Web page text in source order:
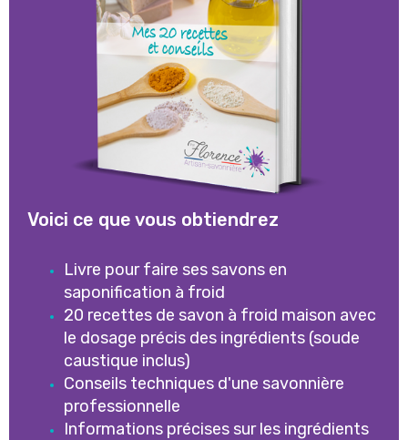
Voici ce que vous obtiendrez
Livre pour faire ses savons en
saponification à froid
20 recettes de savon à froid maison avec
le dosage précis des ingrédients (soude
caustique inclus)
Conseils techniques d'une savonnière
professionnelle
Informations précises sur les ingrédients